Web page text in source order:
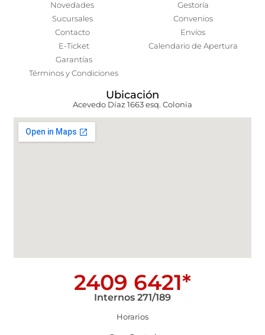
Novedades
Sucursales
Contacto
E-Ticket
Garantías
Términos y Condiciones
Gestoría
Convenios
Envíos
Calendario de Apertura
Ubicación
Acevedo Díaz 1663 esq. Colonia
2409 6421*
Internos 271/189
Horarios